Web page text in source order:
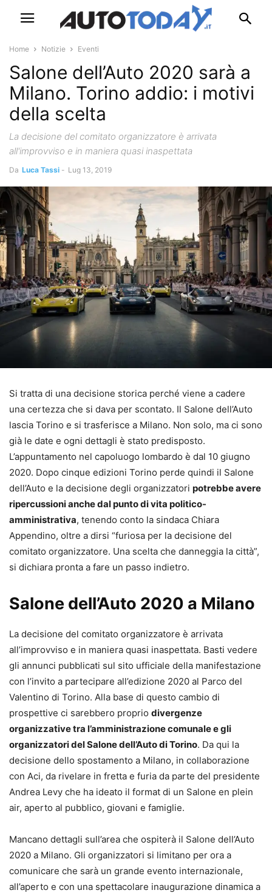
Home Notizie Eventi
Salone dell’Auto 2020 sarà a
Milano. Torino addio: i motivi
della scelta
La decisione del comitato organizzatore è arrivata
all'improvviso e in maniera quasi inaspettata
Da Luca Tassi - Lug 13, 2019
Si tratta di una decisione storica perché viene a cadere
una certezza che si dava per scontato. Il Salone dell’Auto
lascia Torino e si trasferisce a Milano. Non solo, ma ci sono
già le date e ogni dettagli è stato predisposto.
L’appuntamento nel capoluogo lombardo è dal 10 giugno
2020. Dopo cinque edizioni Torino perde quindi il Salone
dell’Auto e la decisione degli organizzatori potrebbe avere
ripercussioni anche dal punto di vita politico-
amministrativa, tenendo conto la sindaca Chiara
Appendino, oltre a dirsi “furiosa per la decisione del
comitato organizzatore. Una scelta che danneggia la città”,
si dichiara pronta a fare un passo indietro.
Salone dell’Auto 2020 a Milano
La decisione del comitato organizzatore è arrivata
all’improvviso e in maniera quasi inaspettata. Basti vedere
gli annunci pubblicati sul sito ufficiale della manifestazione
con l’invito a partecipare all’edizione 2020 al Parco del
Valentino di Torino. Alla base di questo cambio di
prospettive ci sarebbero proprio divergenze
organizzative tra l’amministrazione comunale e gli
organizzatori del Salone dell’Auto di Torino. Da qui la
decisione dello spostamento a Milano, in collaborazione
con Aci, da rivelare in fretta e furia da parte del presidente
Andrea Levy che ha ideato il format di un Salone en plein
air, aperto al pubblico, giovani e famiglie.
Mancano dettagli sull’area che ospiterà il Salone dell’Auto
2020 a Milano. Gli organizzatori si limitano per ora a
comunicare che sarà un grande evento internazionale,
all’aperto e con una spettacolare inaugurazione dinamica a